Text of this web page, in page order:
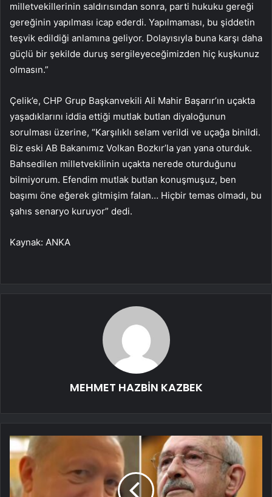
milletvekillerinin saldırısından sonra, parti hukuku gereği
gereğinin yapılması icap ederdi. Yapılmaması, bu şiddetin
teşvik edildiği anlamına geliyor. Dolayısıyla buna karşı daha
güçlü bir şekilde duruş sergileyeceğimizden hiç kuşkunuz
olmasın.”
Çelik’e, CHP Grup Başkanvekili Ali Mahir Başarır’ın uçakta
yaşadıklarını iddia ettiği mutlak butlan diyaloğunun
sorulması üzerine, “Karşılıklı selam verildi ve uçağa binildi.
Biz eski AB Bakanımız Volkan Bozkır’la yan yana oturduk.
Bahsedilen milletvekilinin uçakta nerede oturduğunu
bilmiyorum. Efendim mutlak butlan konuşmuşuz, ben
başımı öne eğerek gitmişim falan… Hiçbir temas olmadı, bu
şahıs senaryo kuruyor” dedi.
Kaynak: ANKA
MEHMET HAZBİN KAZBEK